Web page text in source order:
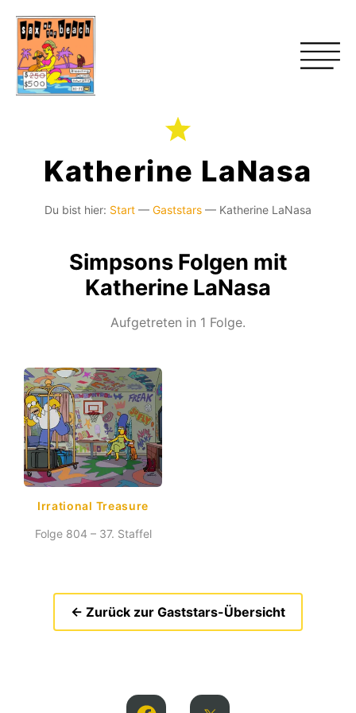
Katherine LaNasa
Du bist hier: Start — Gaststars — Katherine LaNasa
Simpsons Folgen mit
Katherine LaNasa
Aufgetreten in 1 Folge.
Irrational Treasure
Folge 804 – 37. Staffel
← Zurück zur Gaststars-Übersicht